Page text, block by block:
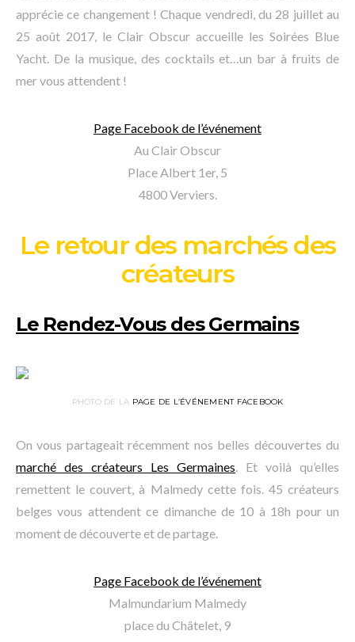
apprécie ce changement ! Chaque vendredi, du 28 juillet au
25 août 2017, le Clair Obscur accueille les Soirées Blue
Yacht. De la musique, des cocktails et…un bar à fruits de
mer vous attendent !
Page Facebook de l’événement
Au Clair Obscur
Place Albert 1er, 5
4800 Verviers.
Le retour des marchés des
créateurs
Le Rendez-Vous des Germains
PHOTO DE LA PAGE DE L’ÉVÉNEMENT FACEBOOK
On vous partageait récemment nos belles découvertes du
marché des créateurs Les Germaines. Et voilà qu’elles
remettent le couvert, à Malmedy cette fois. 45 créateurs
belges vous attendent ce dimanche de 10 à 18h pour un
moment de découverte et de partage.
Page Facebook de l’événement
Malmundarium Malmedy
place du Châtelet, 9